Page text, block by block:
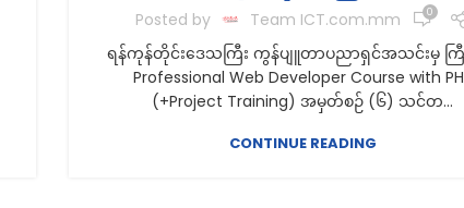
Posted by Team ICT.com.mm 0
ရန်ကုန်တိုင်းဒေသကြီး ကွန်ပျူတာပညာရှင်အသင်းမှ ကြီ
Professional Web Developer Course with
(+Project Training) အမှတ်စဉ် (၆) သင်တ...
CONTINUE READING